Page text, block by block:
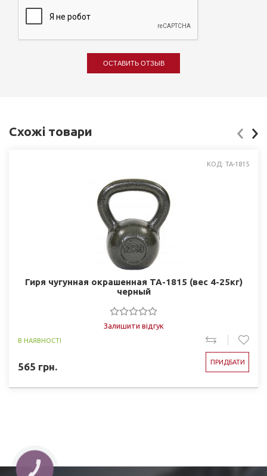
ОСТАВИТЬ ОТЗЫВ
Схожі товари
КОД: TA-1815
Гиря чугунная окрашенная TA-1815 (вес 4-25кг)
черный
Залишити відгук
В НАЯВНОСТІ
565 грн. ПРИДБАТИ
КНОПКА
ЗВ'ЯЗКУ